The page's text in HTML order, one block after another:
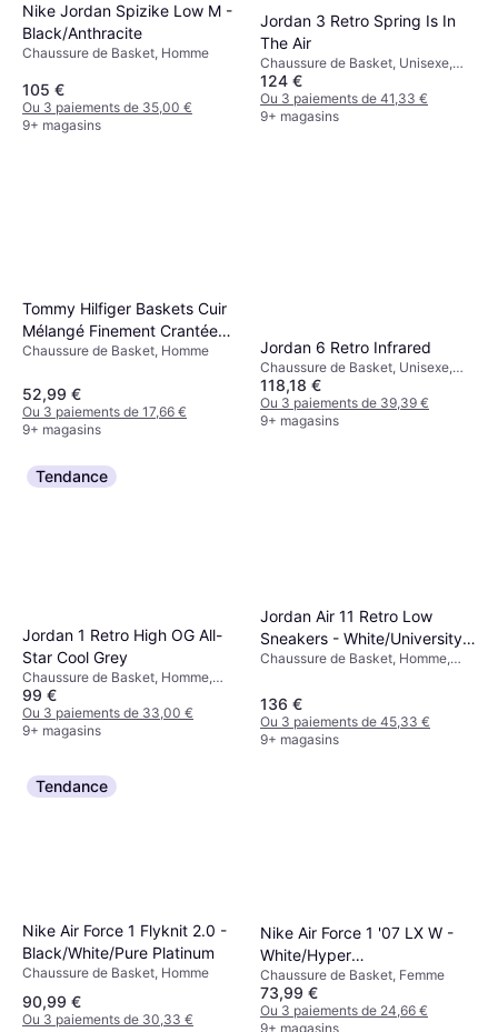
Nike Jordan Spizike Low M -
Black/Anthracite
Chaussure de Basket, Homme
105 €
Ou 3 paiements de 35,00 €
9+ magasins
Jordan 3 Retro Spring Is In
The Air
Chaussure de Basket, Unisexe,
Homme
124 €
Ou 3 paiements de 41,33 €
9+ magasins
Tommy Hilfiger Baskets Cuir
Mélangé Finement Crantées
Core Lite - Bleu
Chaussure de Basket, Homme
52,99 €
Ou 3 paiements de 17,66 €
9+ magasins
Jordan 6 Retro Infrared
Chaussure de Basket, Unisexe,
Homme
118,18 €
Ou 3 paiements de 39,39 €
9+ magasins
Tendance
Jordan 1 Retro High OG All-
Star Cool Grey
Chaussure de Basket, Homme,
Adulte
99 €
Ou 3 paiements de 33,00 €
9+ magasins
Jordan Air 11 Retro Low
Sneakers - White/University
Blue/Black
Chaussure de Basket, Homme,
136 €
Ou 3 paiements de 45,33 €
9+ magasins
Tendance
Nike Air Force 1 Flyknit 2.0 -
Black/White/Pure Platinum
Chaussure de Basket, Homme
90,99 €
Ou 3 paiements de 30,33 €
Nike Air Force 1 '07 LX W -
White/Hyper
Royal/Black/White
Chaussure de Basket, Femme
73,99 €
Ou 3 paiements de 24,66 €
9+ magasins